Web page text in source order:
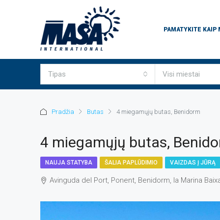
PAMATYKITE KAIP
Tipas Visi miestai
Pradžia Butas 4 miegamųjų butas, Benidorm
4 miegamųjų butas,
NAUJA STATYBA ŠALIA PAPLŪDIMIO VAIZDAS Į JŪRĄ
Avinguda del Port, Ponent, Benidorm, la Marina